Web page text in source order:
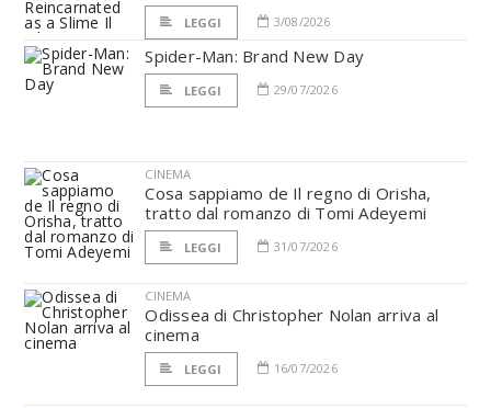
LEGGI 3/08/2026
Spider-Man: Brand New Day
LEGGI 29/07/2026
CINEMA
Cosa sappiamo de Il regno di Orisha,
tratto dal romanzo di Tomi Adeyemi
LEGGI 31/07/2026
CINEMA
Odissea di Christopher Nolan arriva al
cinema
LEGGI 16/07/2026